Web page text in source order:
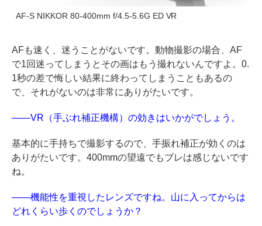
AF-S NIKKOR 80-400mm f/4.5-5.6G ED VR
AFも速く、迷うことがないです。動物撮影の場合、AF
で1回迷ってしまうとその画はもう撮れないんですよ。0.
1秒の差で悔しい結果に終わってしまうこともあるの
で、それがないのは非常にありがたいです。
――VR（手ぶれ補正機構）の効きはいかがでしょう。
基本的に手持ちで撮影するので、手振れ補正が効くのは
ありがたいです。400mmの望遠でもブレは感じないです
ね。
――機能性を重視したレンズですね。山に入ってからは
どれくらい歩くのでしょうか？